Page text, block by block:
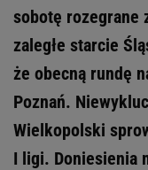
sobotę rozegrane
zaległe starcie
że obecną rundę
Poznań.
Wielkopolski
I ligi. Doniesienia